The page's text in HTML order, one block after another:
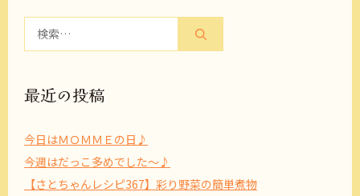
最近の投稿
今日はＭＯＭＭＥの日♪
今週はだっこ多めでした～♪
【さとちゃんレシピ367】彩り野菜の簡単煮物